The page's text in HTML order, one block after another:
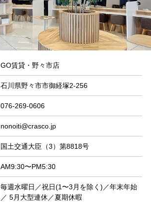
GO賃貸・野々市店
石川県野々市市御経塚2-256
076-269-0606
nonoiti@crasco.jp
国土交通大臣（3）第8818号
AM9:30〜PM5:30
毎週水曜日／祝日(1〜3月を除く)／年末年始
／ 5月大型連休／夏期休暇